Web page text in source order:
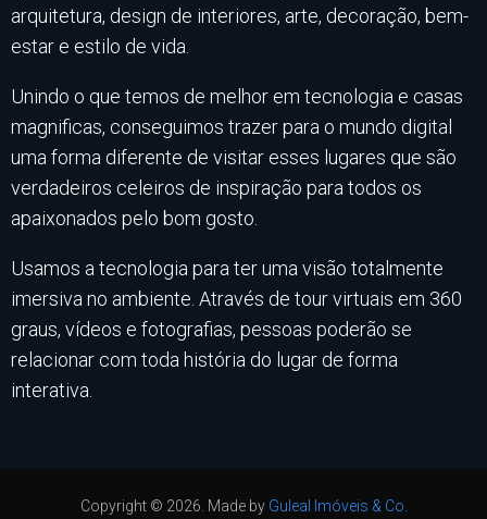
arquitetura, design de interiores, arte, decoração, bem-
estar e estilo de vida.
Unindo o que temos de melhor em tecnologia e casas
magnificas, conseguimos trazer para o mundo digital
uma forma diferente de visitar esses lugares que são
verdadeiros celeiros de inspiração para todos os
apaixonados pelo bom gosto.
Usamos a tecnologia para ter uma visão totalmente
imersiva no ambiente. Através de tour virtuais em 360
graus, vídeos e fotografias, pessoas poderão se
relacionar com toda história do lugar de forma
interativa.
Copyright © 2026 . Made by Guleal Imóveis & Co.